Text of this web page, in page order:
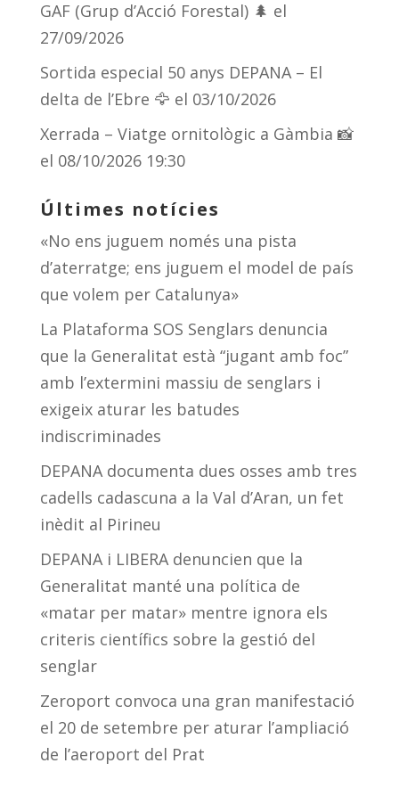
GAF (Grup d’Acció Forestal) 🌲 el
27/09/2026
Sortida especial 50 anys DEPANA – El
delta de l’Ebre 🦅 el 03/10/2026
Xerrada – Viatge ornitològic a Gàmbia 📸
el 08/10/2026 19:30
Últimes notícies
«No ens juguem només una pista
d’aterratge; ens juguem el model de país
que volem per Catalunya»
La Plataforma SOS Senglars denuncia
que la Generalitat està “jugant amb foc”
amb l’extermini massiu de senglars i
exigeix aturar les batudes
indiscriminades
DEPANA documenta dues osses amb tres
cadells cadascuna a la Val d’Aran, un fet
inèdit al Pirineu
DEPANA i LIBERA denuncien que la
Generalitat manté una política de
«matar per matar» mentre ignora els
criteris científics sobre la gestió del
senglar
Zeroport convoca una gran manifestació
el 20 de setembre per aturar l’ampliació
de l’aeroport del Prat